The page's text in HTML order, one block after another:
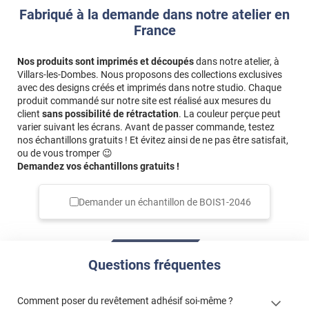
Fabriqué à la demande dans notre atelier en
France
Nos produits sont imprimés et découpésdans notre atelier, à
Villars-les-Dombes. Nous proposons des collections exclusives
avec des designs créés et imprimés dans notre studio. Chaque
produit commandé sur notre site est réalisé aux mesures du
client sans possibilité de rétractation. La couleur perçue peut
varier suivant les écrans. Avant de passer commande, testez
nos échantillons gratuits ! Et évitez ainsi de ne pas être satisfait,
ou de vous tromper 😉
Demandez vos échantillons gratuits !
Demander un échantillon de BOIS1-2046
Questions fréquentes
Comment poser du revêtement adhésif soi-même ?